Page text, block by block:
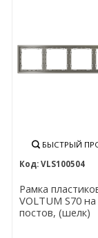
БЫСТРЫЙ
VLS100504
Рамка
VOLTUM S70
постов, (шелк)